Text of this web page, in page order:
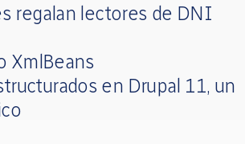
regalan lectores de DNI
XmlBeans
en Drupal 11, un